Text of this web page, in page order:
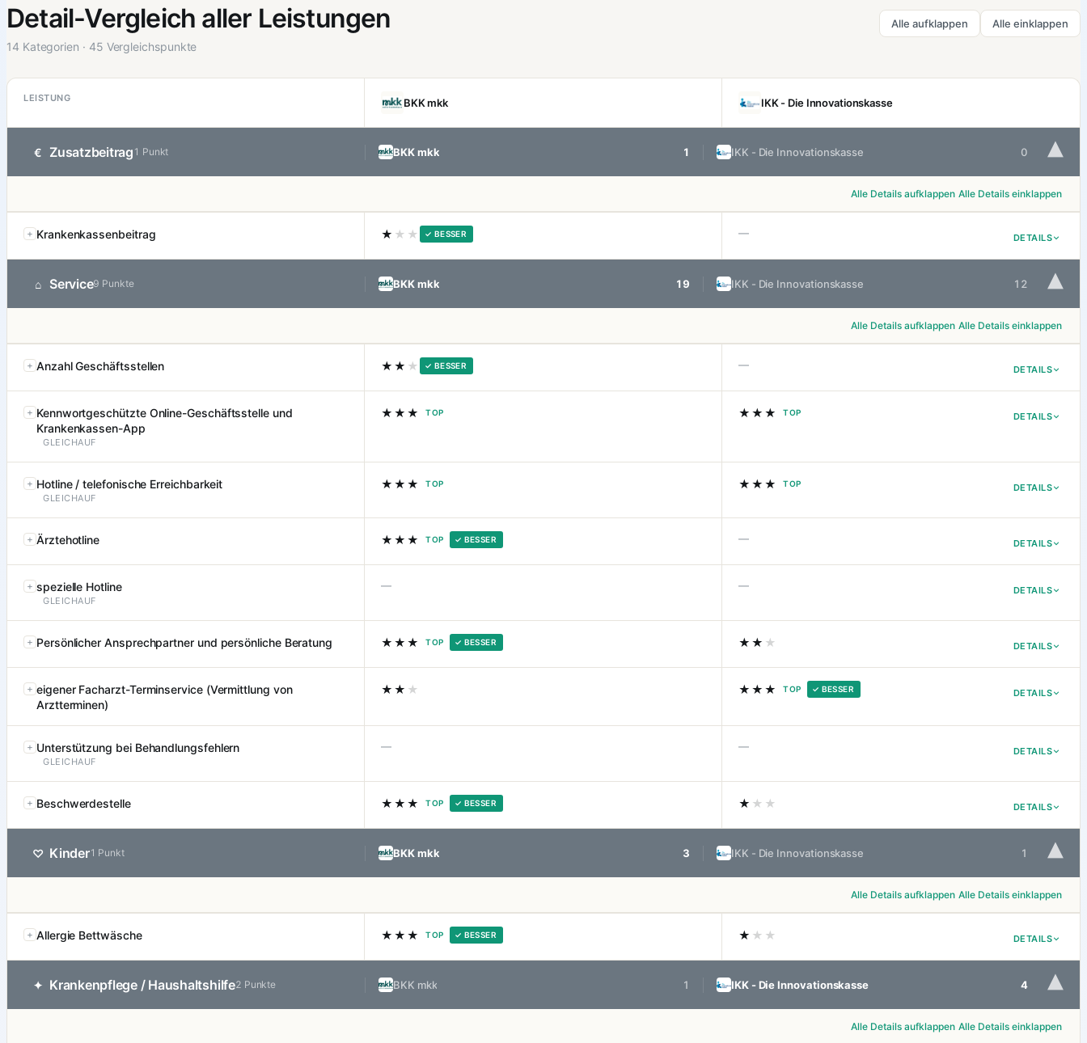
Detail-Vergleich aller Leistungen
14 Kategorien · 45 Vergleichspunkte
Alle aufklappen Alle einklappen
LEISTUNG BKK mkk IKK - Die Innovationskasse
€ Zusatzbeitrag 1 Punkt BKK mkk 1 IKK - Die Innovationskasse 0 ▾
Alle Details aufklappen Alle Details einklappen
DETAILS
Krankenkassenbeitrag ★ ★★ ✓ BESSER —
⌂ Service9 Punkte BKK mkk 19 IKK - Die Innovationskasse 12 ▾
Alle Details aufklappen Alle Details einklappen
DETAILS
Anzahl Geschäftsstellen ★★ ★ ✓ BESSER —
DETAILS
Kennwortgeschützte Online-Geschäftsstelle und
Krankenkassen-App
GLEICHAUF
★★★ TOP ★★★ TOP
DETAILS
Hotline / telefonische Erreichbarkeit
GLEICHAUF
★★★ TOP ★★★ TOP
DETAILS
Ärztehotline ★★★ TOP ✓ BESSER —
DETAILS
spezielle Hotline
GLEICHAUF
— —
DETAILS
Persönlicher Ansprechpartner und persönliche Beratung ★★★ TOP ✓ BESSER ★★ ★
DETAILS
eigener Facharzt-Terminservice (Vermittlung von
Arztterminen)
★★ ★ ★★★ TOP ✓ BESSER
DETAILS
Unterstützung bei Behandlungsfehlern
GLEICHAUF
— —
DETAILS
Beschwerdestelle ★★★ TOP ✓ BESSER ★ ★★
♡ Kinder1 Punkt BKK mkk 3 IKK - Die Innovationskasse 1 ▾
Alle Details aufklappen Alle Details einklappen
DETAILS
Allergie Bettwäsche ★★★ TOP ✓ BESSER ★ ★★
✦ Krankenpflege / Haushaltshilfe2 Punkte BKK mkk 1 IKK - Die Innovationskasse 4 ▾
Alle Details aufklappen Alle Details einklappen